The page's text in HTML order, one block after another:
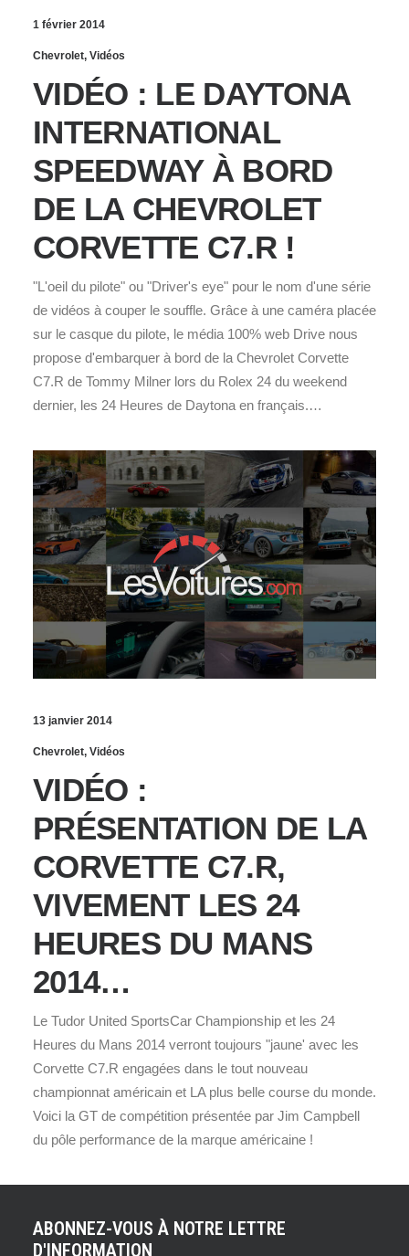
1 février 2014
Chevrolet, Vidéos
VIDÉO : LE DAYTONA
INTERNATIONAL
SPEEDWAY À BORD
DE LA CHEVROLET
CORVETTE C7.R !
"L'oeil du pilote" ou "Driver's eye" pour le nom d'une série
de vidéos à couper le souffle. Grâce à une caméra placée
sur le casque du pilote, le média 100% web Drive nous
propose d'embarquer à bord de la Chevrolet Corvette
C7.R de Tommy Milner lors du Rolex 24 du weekend
dernier, les 24 Heures de Daytona en français.…
13 janvier 2014
Chevrolet, Vidéos
VIDÉO :
PRÉSENTATION DE LA
CORVETTE C7.R,
VIVEMENT LES 24
HEURES DU MANS
2014…
Le Tudor United SportsCar Championship et les 24
Heures du Mans 2014 verront toujours "jaune' avec les
Corvette C7.R engagées dans le tout nouveau
championnat américain et LA plus belle course du monde.
Voici la GT de compétition présentée par Jim Campbell
du pôle performance de la marque américaine !
ABONNEZ-VOUS À NOTRE LETTRE
D'INFORMATION